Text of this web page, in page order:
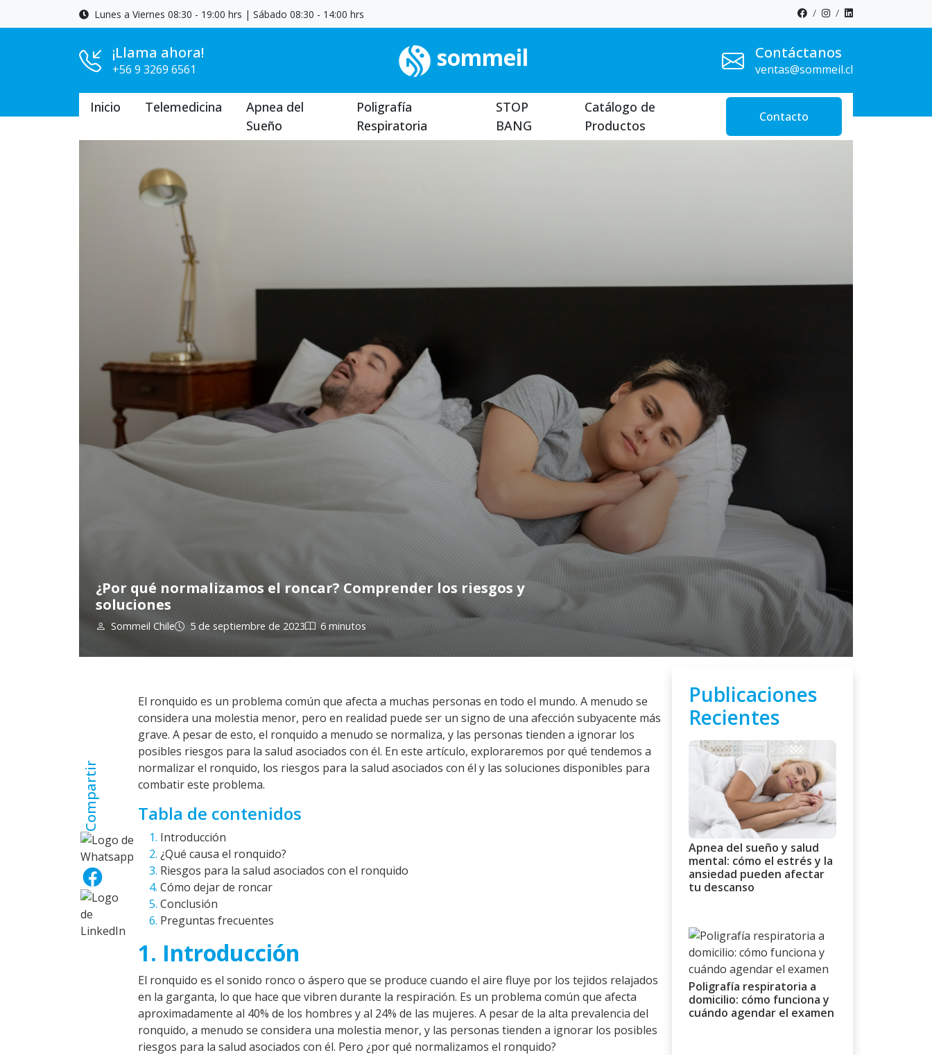
Lunes a Viernes 08:30 - 19:00 hrs | Sábado 08:30 - 14:00 hrs
¡Llama ahora!
+56 9 3269 6561 sommeil Contáctanos
ventas@sommeil.cl
Inicio Telemedicina
Apnea del
Sueño
Poligrafía
Respiratoria
STOP
BANG
Catálogo de
Productos
Contacto
¿Por qué normalizamos el roncar? Comprender los riesgos y
soluciones
Sommeil Chile 5 de septiembre de 2023 6 minutos
Compartir
El ronquido es un problema común que afecta a muchas personas en todo el mundo. A menudo se
considera una molestia menor, pero en realidad puede ser un signo de una afección subyacente más
grave. A pesar de esto, el ronquido a menudo se normaliza, y las personas tienden a ignorar los
posibles riesgos para la salud asociados con él. En este artículo, exploraremos por qué tendemos a
normalizar el ronquido, los riesgos para la salud asociados con él y las soluciones disponibles para
combatir este problema.
Tabla de contenidos
Introducción
¿Qué causa el ronquido?
Riesgos para la salud asociados con el ronquido
Cómo dejar de roncar
Conclusión
Preguntas frecuentes
1. Introducción
El ronquido es el sonido ronco o áspero que se produce cuando el aire fluye por los tejidos relajados
en la garganta, lo que hace que vibren durante la respiración. Es un problema común que afecta
aproximadamente al 40% de los hombres y al 24% de las mujeres. A pesar de la alta prevalencia del
ronquido, a menudo se considera una molestia menor, y las personas tienden a ignorar los posibles
riesgos para la salud asociados con él. Pero ¿por qué normalizamos el ronquido?
Publicaciones
Recientes
Apnea del sueño y salud
mental: cómo el estrés y la
ansiedad pueden afectar
tu descanso
Poligrafía respiratoria a
domicilio: cómo funciona y
cuándo agendar el examen